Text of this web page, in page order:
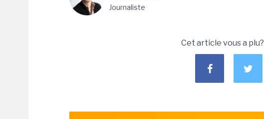
Journaliste
Cet article vous a plu?